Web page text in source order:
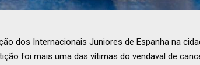
dos Internacionais Juniores de Espanha na
foi mais uma das vítimas do vendaval de